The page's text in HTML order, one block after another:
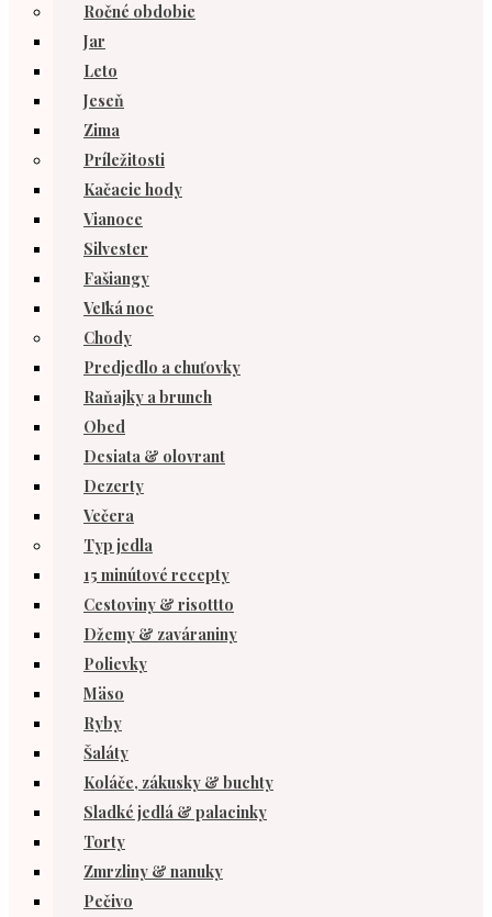
Ročné obdobie
Jar
Leto
Jeseň
Zima
Príležitosti
Kačacie hody
Vianoce
Silvester
Fašiangy
Veľká noc
Chody
Predjedlo a chuťovky
Raňajky a brunch
Obed
Desiata & olovrant
Dezerty
Večera
Typ jedla
15 minútové recepty
Cestoviny & risottto
Džemy & zaváraniny
Polievky
Mäso
Ryby
Šaláty
Koláče, zákusky & buchty
Sladké jedlá & palacinky
Torty
Zmrzliny & nanuky
Pečivo